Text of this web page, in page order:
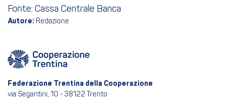
Fonte: Cassa Centrale Banca
Autore: Redazione
Federazione Trentina della Cooperazione
via Segantini, 10 - 38122 Trento